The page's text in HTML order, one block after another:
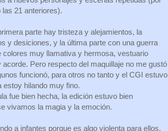
21 anteriores).
parte hay tristeza y alejamientos, la
y desiciones, y la última parte con una guerra
colores muy llamativa y hermosa, vestuario
Pero respecto del maquillaje no me gustó
funcionó, para otros no tanto y el CGI estuvo
hilando muy fino.
fue bien hecha, la edición estuvo bien
vivamos la magia y la emoción.
a infantes porque es algo violenta para ellos,